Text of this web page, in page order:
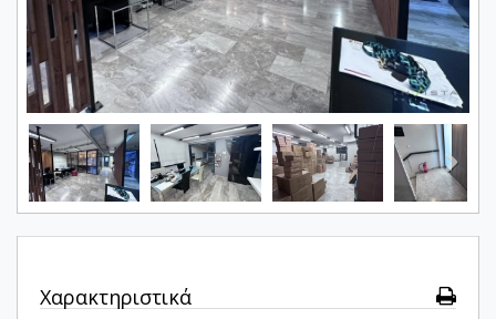
Χαρακτηριστικά